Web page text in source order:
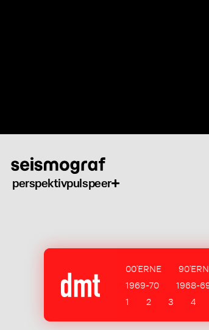
perspektivpulspeer
00'ERNE
1969-70
1968-
1
2 3 4